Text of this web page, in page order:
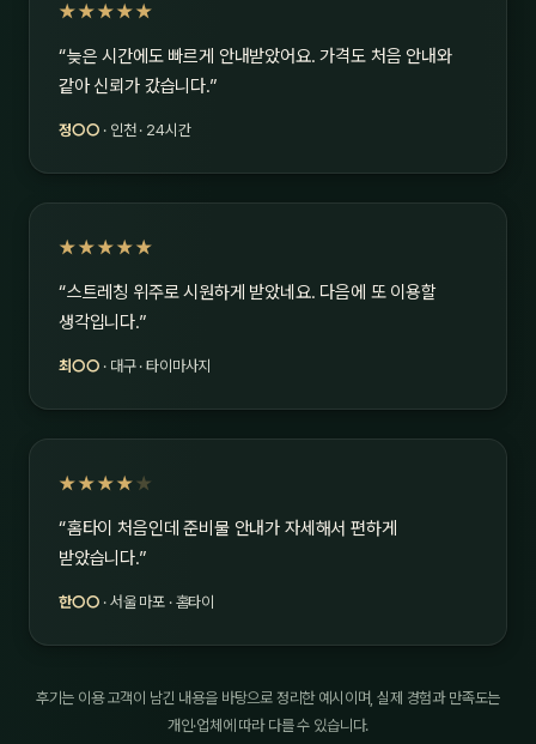
★★★★★
“늦은 시간에도 빠르게 안내받았어요. 가격도 처음 안내와
같아 신뢰가 갔습니다.”
정○○ · 인천 · 24시간
★★★★★
“스트레칭 위주로 시원하게 받았네요. 다음에 또 이용할
생각입니다.”
최○○ · 대구 · 타이마사지
★★★★ ★
“홈타이 처음인데 준비물 안내가 자세해서 편하게
받았습니다.”
한○○ · 서울 마포 · 홈타이
후기는 이용 고객이 남긴 내용을 바탕으로 정리한 예시이며, 실제 경험과 만족도는
개인·업체에 따라 다를 수 있습니다.